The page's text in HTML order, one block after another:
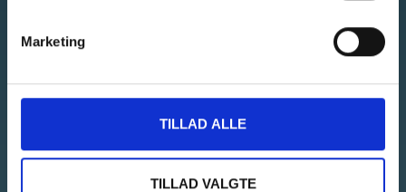
Marketing
TILLAD ALLE
TILLAD VALGTE
Privat